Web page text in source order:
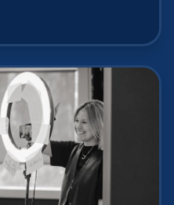
Hoe pak je dat
branding?